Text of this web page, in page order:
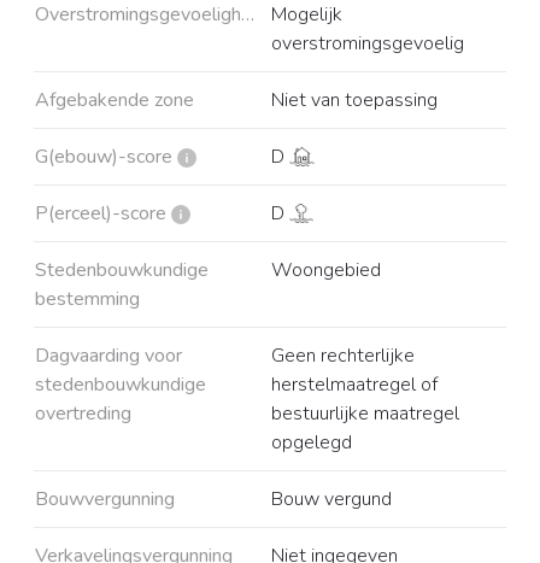
Overstromingsgevoeligheid
Mogelijk
overstromingsgevoelig
Afgebakende zone Niet van toepassing
G(ebouw)-score D
P(erceel)-score D
Stedenbouwkundige
bestemming
Woongebied
Dagvaarding voor
stedenbouwkundige
overtreding
Geen rechterlijke
herstelmaatregel of
bestuurlijke maatregel
opgelegd
Bouwvergunning Bouw vergund
Verkavelingsvergunning Niet ingegeven